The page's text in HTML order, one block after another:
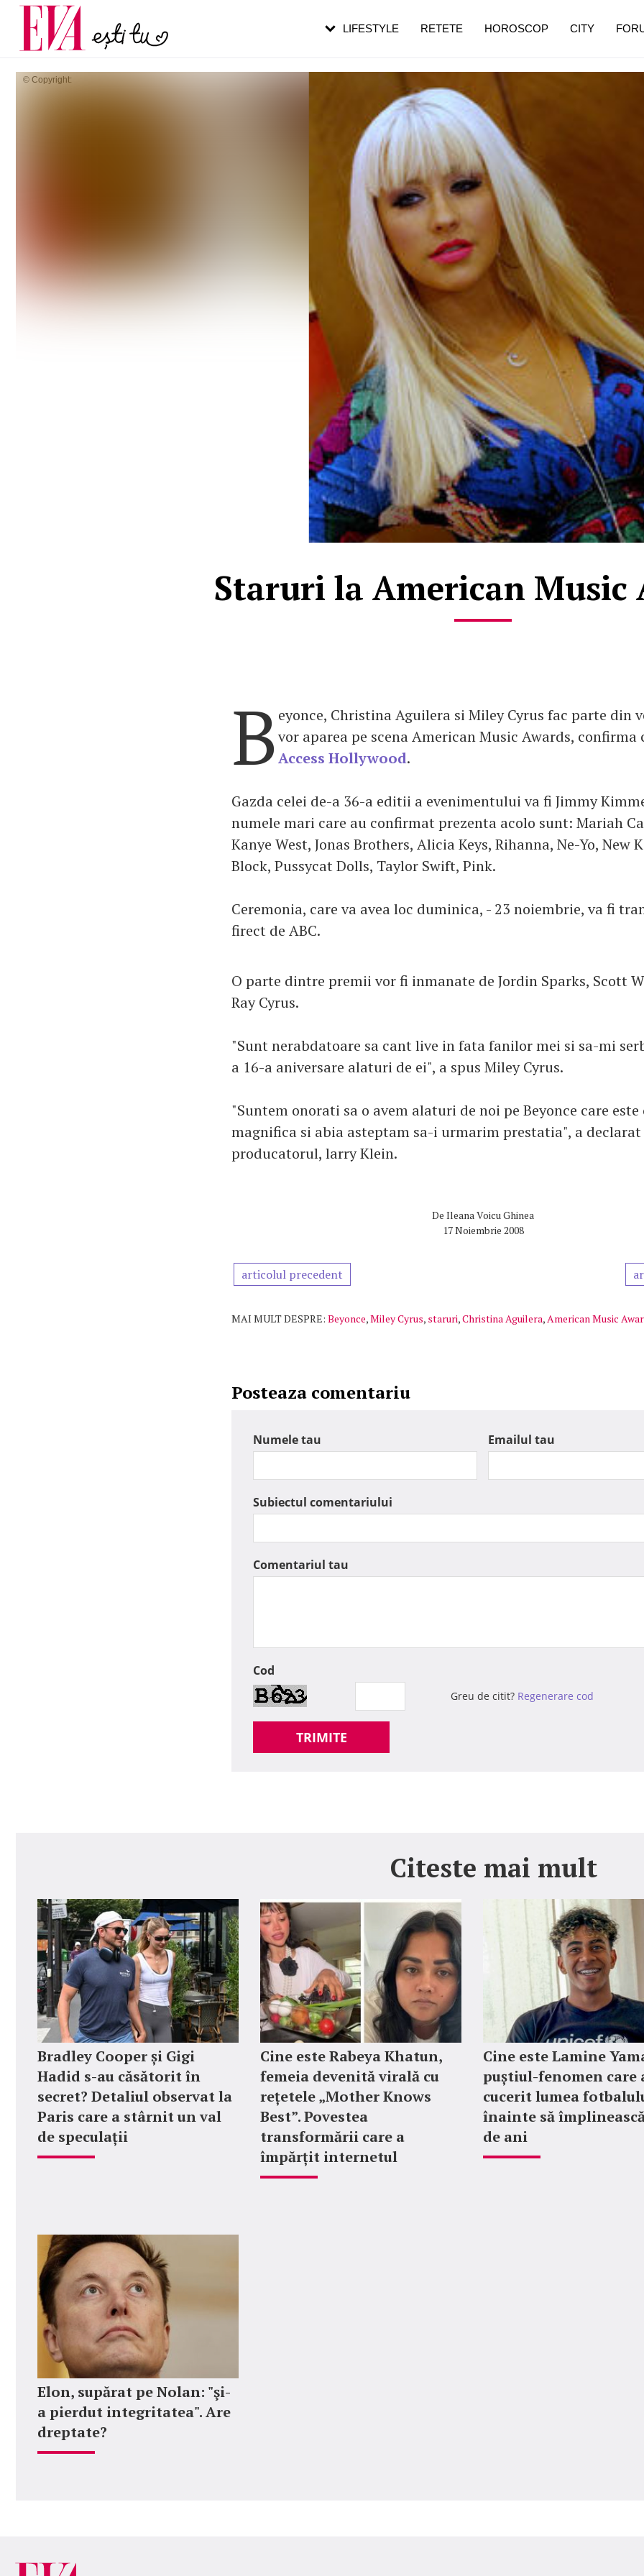
© Copyright:
Staruri la American Music
B eyonce, Christina Aguilera si Miley Cyrus fac parte din
vor aparea pe scena American Music Awards, confirma
Access Hollywood.
Gazda celei de-a 36-a editii a evenimentului va fi Jimmy
numele mari care au confirmat prezenta acolo sunt: Mariah
Kanye West, Jonas Brothers, Alicia Keys, Rihanna, Ne-Yo, New
Block, Pussycat Dolls, Taylor Swift, Pink.
Ceremonia, care va avea loc duminica, - 23 noiembrie, va fi
firect de ABC.
O parte dintre premii vor fi inmanate de Jordin Sparks, Scott
Ray Cyrus.
"Sunt nerabdatoare sa cant live in fata fanilor mei si sa-mi
a 16-a aniversare alaturi de ei", a spus Miley Cyrus.
"Suntem onorati sa o avem alaturi de noi pe Beyonce care
magnifica si abia asteptam sa-i urmarim prestatia", a declarat
producatorul, larry Klein.
De Ileana Voicu Ghinea
17 Noiembrie 2008
articolul precedent
MAI MULT DESPRE: Beyonce,Miley Cyrus, staruri,Christina Aguilera,American Music
Posteaza comentariu
Numele tau Emailul tau
Subiectul comentariului
Comentariul tau
Cod
Greu de citit? Regenerare cod
TRIMITE
Citeste mai mult
Bradley Cooper și Gigi
Hadid s-au căsătorit în
secret? Detaliul observat la
Paris care a stârnit un val
de speculații
Cine este Rabeya Khatun,
femeia devenită virală cu
rețetele „Mother Knows
Best”. Povestea
transformării care a
împărțit internetul
Cine este Lamine
puștiul-fenomen care
cucerit lumea
înainte să
de ani
Elon, supărat pe Nolan: "şi-
a pierdut integritatea". Are
dreptate?
LIFESTYLE RETETE HOROSCOP CITY
Carieră
Actualitate
pe măsură ce înaintezi în vârstă